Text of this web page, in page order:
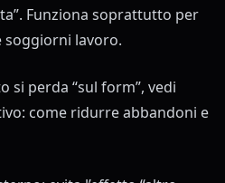
Funziona soprattutto per
soggiorni lavoro.
si perda “sul form”, vedi
come ridurre abbandoni e